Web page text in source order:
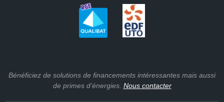
Bénéficiez de solutions de financements intéressantes mais aussi
de primes d’énergies. Nous contacter